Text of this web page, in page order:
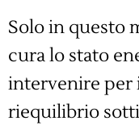
Solo in questo
cura lo stato
intervenire per
riequilibrio